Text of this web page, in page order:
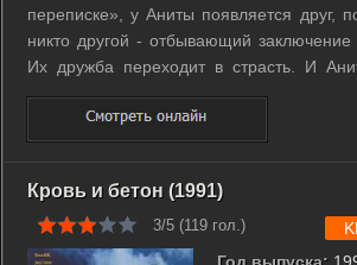
переписке», у Аниты появляется друг,
никто другой - отбывающий заключение
Их дружба переходит в страсть. И
незачем дальше терпеть
отчима, в порыве отчаяния убивает
прячет труп. r r Анита пытается ...
Кровь и бетон (1991)
3/5 (119 гол.)
Год выпуска: